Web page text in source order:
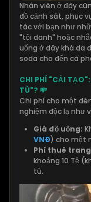
Nhân viên ở đây
đồ cảnh sát, phục
tác với bạn như
"tội danh" hoặc
uống ở đây khá đa
soda cho đến cà
CHI PHÍ "CẢI
TÙ"? 💸
Chi phí cho một
nghiệm độc lạ như
Giá đồ uống:
VNĐ) cho một
Phí thuê
khoảng 10 Tệ
tù.